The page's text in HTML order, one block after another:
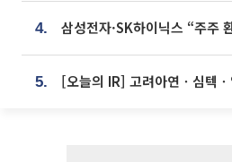
4. 삼성전자·SK하이닉스 “주주
5. [오늘의 IR] 고려아연ㆍ심텍